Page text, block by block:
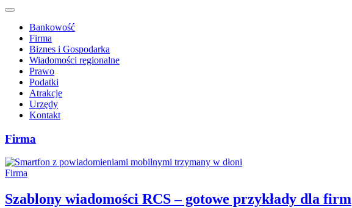
Bankowość
Firma
Biznes i Gospodarka
Wiadomości regionalne
Prawo
Podatki
Atrakcje
Urzędy
Kontakt
Firma
Firma
Szablony wiadomości RCS – gotowe przykłady dla firm